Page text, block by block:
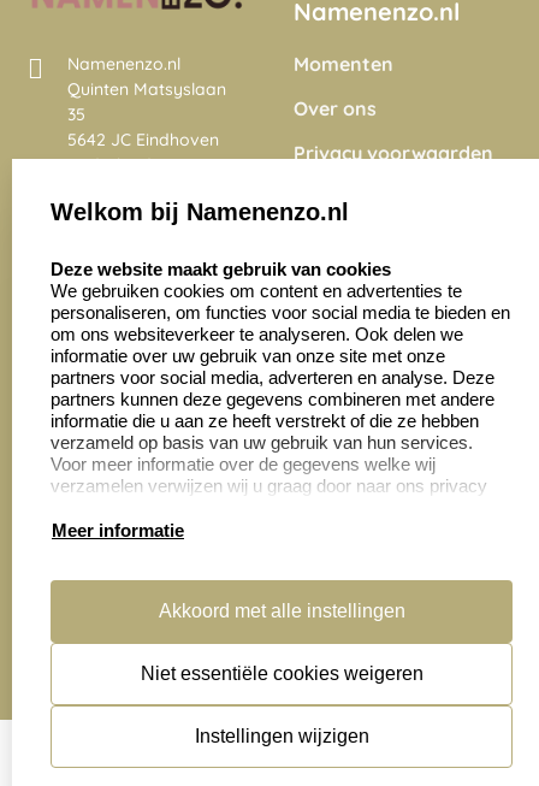
Namenenzo.nl
Quinten Matsyslaan
35
5642 JC Eindhoven
Nederland
4028 beoordelingen
Namenenzo.nl
Momenten
Over ons
Privacy voorwaarden
Onze vacatures
Zakelijk:
Aanvraag op maat
Cadeaubonnen
Klantenservice:
Contact opnemen
Veelgestelde vragen
Retourneren
handleidingen
algemene voorwaarden
disclaimer
Cookies resetten
© copyright 2026
Welkom bij Namenenzo.nl
Deze website maakt gebruik van cookies
We gebruiken cookies om content en advertenties te
personaliseren, om functies voor social media te bieden en
om ons websiteverkeer te analyseren. Ook delen we
informatie over uw gebruik van onze site met onze
partners voor social media, adverteren en analyse. Deze
partners kunnen deze gegevens combineren met andere
informatie die u aan ze heeft verstrekt of die ze hebben
verzameld op basis van uw gebruik van hun services.
Voor meer informatie over de gegevens welke wij
verzamelen verwijzen wij u graag door naar ons privacy
Meer informatie
Akkoord met alle instellingen
Niet essentiële cookies weigeren
Instellingen wijzigen